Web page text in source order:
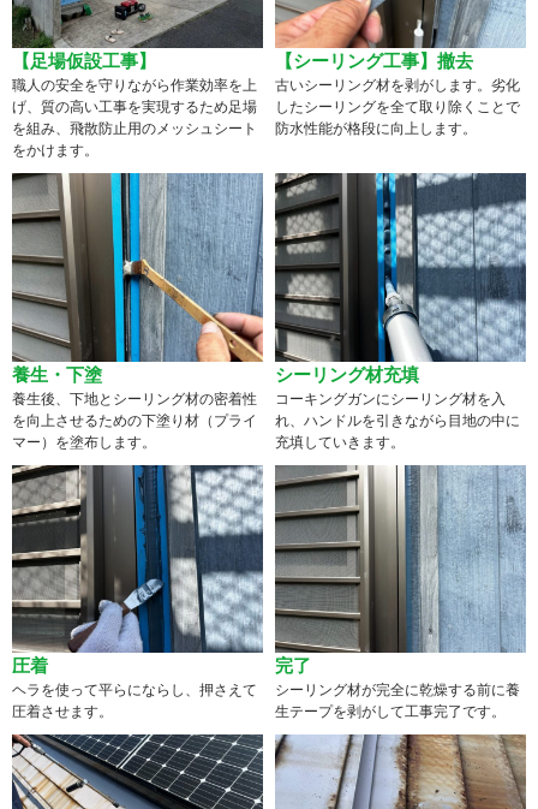
【足場仮設工事】
職人の安全を守りながら作業効率を上
げ、質の高い工事を実現するため足場
を組み、飛散防止用のメッシュシート
をかけます。
【シーリング工事】撤去
古いシーリング材を剥がします。劣化
したシーリングを全て取り除くことで
防水性能が格段に向上します。
養生・下塗
養生後、下地とシーリング材の密着性
を向上させるための下塗り材（プライ
マー）を塗布します。
シーリング材充填
コーキングガンにシーリング材を入
れ、ハンドルを引きながら目地の中に
充填していきます。
圧着
ヘラを使って平らにならし、押さえて
圧着させます。
完了
シーリング材が完全に乾燥する前に養
生テープを剥がして工事完了です。